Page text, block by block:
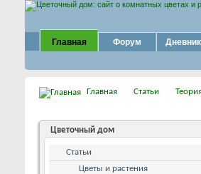
Главная Форум
Главная Статьи
Цветочный дом
Статьи
Цветы и растения